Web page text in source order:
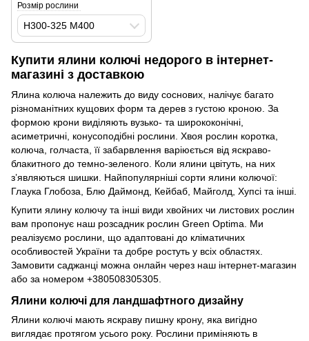
Розмір рослини
H300-325 М400
Купити ялини колючі недорого в інтернет-
магазині з доставкою
Ялина колюча належить до виду соснових, налічує багато
різноманітних кущових форм та дерев з густою кроною. За
формою крони виділяють вузько- та ширококонічні,
асиметричні, конусоподібні рослини. Хвоя рослин коротка,
колюча, голчаста, її забарвлення варіюється від яскраво-
блакитного до темно-зеленого. Коли ялини цвітуть, на них
з’являються шишки. Найпопулярніші сорти ялини колючої:
Глаука Глобоза, Блю Даймонд, Кейбаб, Майголд, Хупсі та інші.
Купити ялину колючу та інші види хвойних чи листових рослин
вам пропонує наш розсадник рослин Green Optima. Ми
реалізуємо рослини, що адаптовані до кліматичних
особливостей України та добре ростуть у всіх областях.
Замовити саджанці можна онлайн через наш інтернет-магазин
або за номером +380508305305.
Ялини колючі для ландшафтного дизайну
Ялини колючі мають яскраву пишну крону, яка вигідно
виглядає протягом усього року. Рослини приміняють в